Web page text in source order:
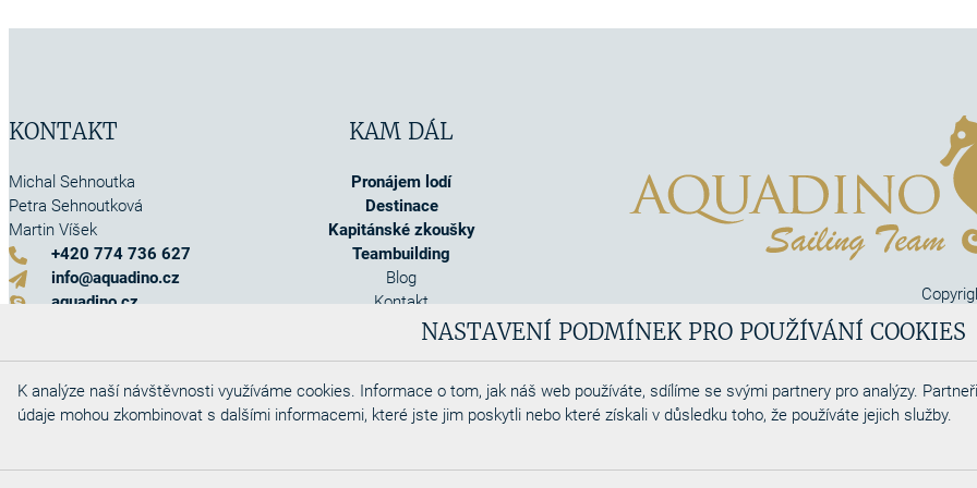
NASTAVENÍ PODMÍNEK PRO POUŽÍVÁNÍ COOKIES
K analýze naší návštěvnosti využíváme cookies. Informace o tom, jak náš web používáte, sdílíme se svými partnery pro analýzy.
údaje mohou zkombinovat s dalšími informacemi, které jste jim poskytli nebo které získali v důsledku toho, že používáte jejich služby.
KONTAKT
Michal Sehnoutka
Petra Sehnoutková
Martin Víšek
+420 774 736 627
info@aquadino.cz
aquadino.cz
KAM DÁL
Pronájem lodí
Destinace
Kapitánské zkoušky
Teambuilding
Blog
Kontakt
O nás
Obchodní podmínky
Cookies